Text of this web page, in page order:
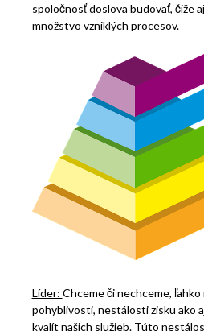
spoločnosť doslova budovať, čiže
množstvo vzniklých procesov.
Líder: Chceme či nechceme,
pohyblivosti, nestálosti zisku ako
kvalít našich služieb. Túto